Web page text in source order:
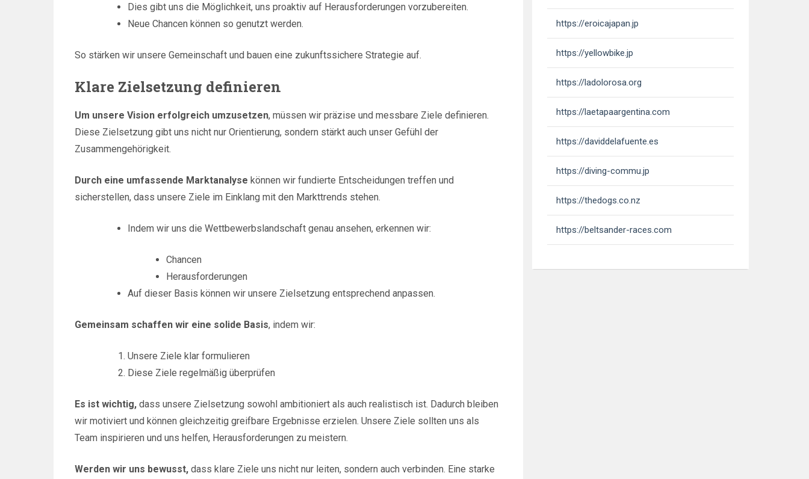
Dies gibt uns die Möglichkeit, uns proaktiv auf Herausforderungen vorzubereiten.
Neue Chancen können so genutzt werden.
So stärken wir unsere Gemeinschaft und bauen eine zukunftssichere Strategie auf.
Klare Zielsetzung definieren
Um unsere Vision erfolgreich umzusetzen, müssen wir präzise und messbare Ziele definieren.
Diese Zielsetzung gibt uns nicht nur Orientierung, sondern stärkt auch unser Gefühl der
Zusammengehörigkeit.
Durch eine umfassende Marktanalyse können wir fundierte Entscheidungen treffen und
sicherstellen, dass unsere Ziele im Einklang mit den Markttrends stehen.
Indem wir uns die Wettbewerbslandschaft genau ansehen, erkennen wir:
Chancen
Herausforderungen
Auf dieser Basis können wir unsere Zielsetzung entsprechend anpassen.
Gemeinsam schaffen wir eine solide Basis, indem wir:
Unsere Ziele klar formulieren
Diese Ziele regelmäßig überprüfen
Es ist wichtig, dass unsere Zielsetzung sowohl ambitioniert als auch realistisch ist. Dadurch bleiben
wir motiviert und können gleichzeitig greifbare Ergebnisse erzielen. Unsere Ziele sollten uns als
Team inspirieren und uns helfen, Herausforderungen zu meistern.
Werden wir uns bewusst, dass klare Ziele uns nicht nur leiten, sondern auch verbinden. Eine starke
https://eroicajapan.jp
https://yellowbike.jp
https://ladolorosa.org
https://laetapaargentina.com
https://daviddelafuente.es
https://diving-commu.jp
https://thedogs.co.nz
https://beltsander-races.com